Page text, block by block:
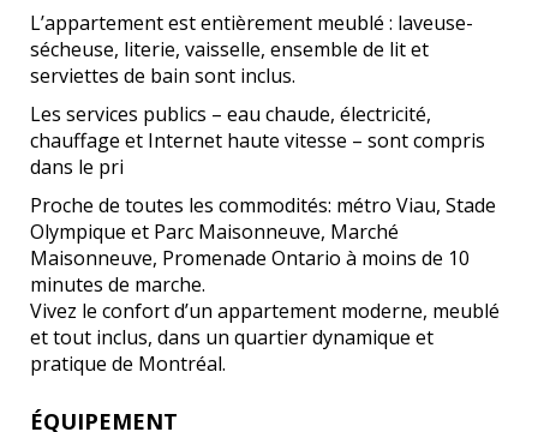
L’appartement estentièrement meublé : laveuse-
sécheuse, literie, vaisselle, ensemble de lit et
serviettes de bain sont inclus.
Les services publics – eau chaude, électricité,
chauffage et Internet haute vitesse – sont compris
dans le pri
Proche de toutes les commodités: métro Viau, Stade
Olympique et Parc Maisonneuve, Marché
Maisonneuve, Promenade Ontario à moins de 10
minutes de marche.
Vivez le confort d’un appartement moderne, meublé
et tout inclus, dans un quartier dynamique et
pratique de Montréal.
ÉQUIPEMENT